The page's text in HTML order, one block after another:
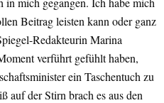
Beitrag leisten kann oder ganz
Redakteurin Marina
verführt gefühlt haben,
ein Taschentuch zu
auf der Stirn brach es aus den